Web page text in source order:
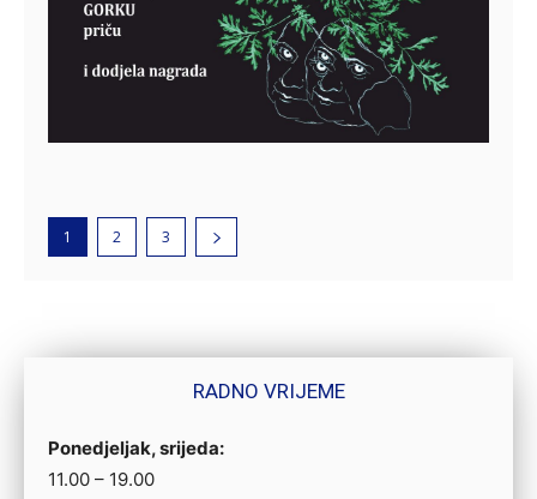
1 2 3
RADNO VRIJEME
Ponedjeljak, srijeda:
11.00 – 19.00